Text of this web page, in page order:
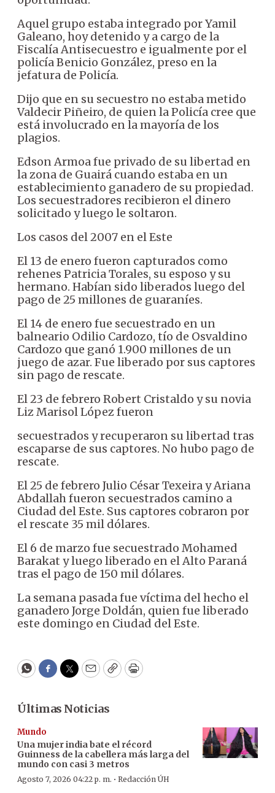
Aquel grupo estaba integrado por Yamil
Galeano, hoy detenido y a cargo de la
Fiscalía Antisecuestro e igualmente por el
policía Benicio González, preso en la
jefatura de Policía.
Dijo que en su secuestro no estaba metido
Valdecir Piñeiro, de quien la Policía cree que
está involucrado en la mayoría de los
plagios.
Edson Armoa fue privado de su libertad en
la zona de Guairá cuando estaba en un
establecimiento ganadero de su propiedad.
Los secuestradores recibieron el dinero
solicitado y luego le soltaron.
Los casos del 2007 en el Este
El 13 de enero fueron capturados como
rehenes Patricia Torales, su esposo y su
hermano. Habían sido liberados luego del
pago de 25 millones de guaraníes.
El 14 de enero fue secuestrado en un
balneario Odilio Cardozo, tío de Osvaldino
Cardozo que ganó 1.900 millones de un
juego de azar. Fue liberado por sus captores
sin pago de rescate.
El 23 de febrero Robert Cristaldo y su novia
Liz Marisol López fueron
secuestrados y recuperaron su libertad tras
escaparse de sus captores. No hubo pago de
rescate.
El 25 de febrero Julio César Texeira y Ariana
Abdallah fueron secuestrados camino a
Ciudad del Este. Sus captores cobraron por
el rescate 35 mil dólares.
El 6 de marzo fue secuestrado Mohamed
Barakat y luego liberado en el Alto Paraná
tras el pago de 150 mil dólares.
La semana pasada fue víctima del hecho el
ganadero Jorge Doldán, quien fue liberado
este domingo en Ciudad del Este.
WhatsApp
Facebook
Twitter
EmailCopyPrint
Últimas Noticias
Mundo
Una mujer india bate el récord
Guinness de la cabellera más larga del
mundo con casi 3 metros
Agosto 7, 2026 04:22 p. m. · Redacción ÚH